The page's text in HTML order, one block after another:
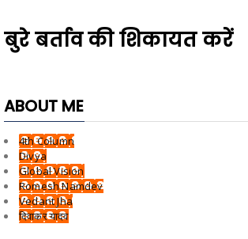
बुरे बर्ताव की शिकायत करें
ABOUT ME
4th Column
Divya
Global Vision
Romesh Namdev
Vedant Jha
दिवाकर यादव